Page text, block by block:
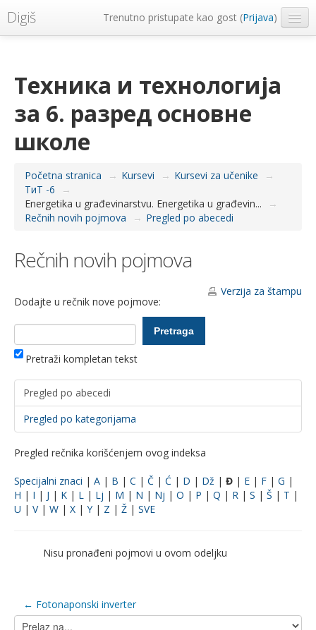
Digiš Trenutno pristupate kao gost (Prijava)
Техника и технологија
за 6. разред основне
школе
Početna stranica → Kursevi → Kursevi za učenike
→
ТиТ -6
→
Energetika u građevinarstvu. Energetika u građevin...
→
Rečnih novih pojmova
→ Pregled po abecedi
Rečnih novih pojmova
Verzija za štampu
Dodajte u rečnik nove pojmove:
Pretraži kompletan tekst
Pregled po abecedi
Pregled po kategorijama
Pregled rečnika korišćenjem ovog indeksa
Specijalni znaci | A | B | C | Č | Ć | D | Dž | Đ | E | F | G |
H | I | J | K | L | Lj | M | N | Nj | O | P | Q | R | S | Š | T |
U | V| W | X | Y| Z | Ž | SVE
Nisu pronađeni pojmovi u ovom odeljku
← Fotonaponski inverter
Prelaz